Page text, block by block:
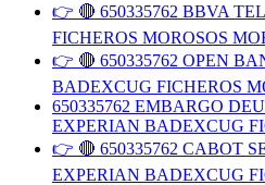
👉 🔴 650335762 BBVA
FICHEROS MOROSOS
👉 🔴 650335762 OPEN
BADEXCUG FICHEROS
650335762 EMBARGO
EXPERIAN BADEXCUG
👉 🔴 650335762 CABOT
EXPERIAN BADEXCUG